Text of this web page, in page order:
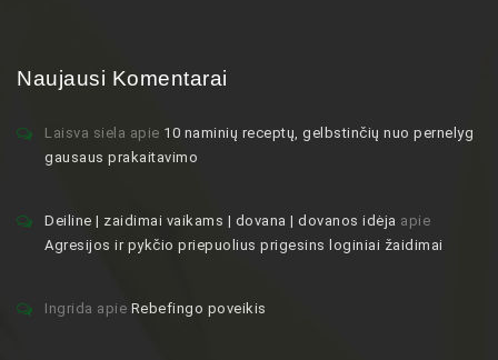
Naujausi Komentarai
Laisva siela apie 10 naminių receptų, gelbstinčių nuo pernelyg
gausaus prakaitavimo
Deiline | zaidimai vaikams | dovana | dovanos idėja apie
Agresijos ir pykčio priepuolius prigesins loginiai žaidimai
Ingrida apie Rebefingo poveikis